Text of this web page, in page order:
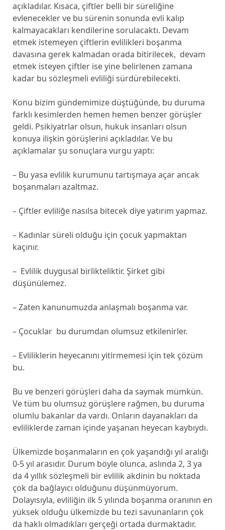
açıkladılar. Kısaca, çiftler belli bir süreliğine
evlenecekler ve bu sürenin sonunda evli kalıp
kalmayacakları kendilerine sorulacaktı. Devam
etmek istemeyen çiftlerin evlilikleri boşanma
davasına gerek kalmadan orada bitirilecek, devam
etmek isteyen çiftler ise yine belirlenen zamana
kadar bu sözleşmeli evliliği sürdürebilecekti.
Konu bizim gündemimize düştüğünde, bu duruma
farklı kesimlerden hemen hemen benzer görüşler
geldi. Psikiyatrlar olsun, hukuk insanları olsun
konuya ilişkin görüşlerini açıkladılar. Ve bu
açıklamalar şu sonuçlara vurgu yaptı:
– Bu yasa evlilik kurumunu tartışmaya açar ancak
boşanmaları azaltmaz.
– Çiftler evliliğe nasılsa bitecek diye yatırım yapmaz.
– Kadınlar süreli olduğu için çocuk yapmaktan
kaçınır.
– Evlilik duygusal birlikteliktir. Şirket gibi
düşünülemez.
– Zaten kanunumuzda anlaşmalı boşanma var.
– Çocuklar bu durumdan olumsuz etkilenirler.
– Evliliklerin heyecanını yitirmemesi için tek çözüm
bu.
Bu ve benzeri görüşleri daha da saymak mümkün.
Ve tüm bu olumsuz görüşlere rağmen, bu duruma
olumlu bakanlar da vardı. Onların dayanakları da
evliliklerde zaman içinde yaşanan heyecan kaybıydı.
Ülkemizde boşanmaların en çok yaşandığı yıl aralığı
0-5 yıl arasıdır. Durum böyle olunca, aslında 2, 3 ya
da 4 yıllık sözleşmeli bir evlilik akdinin bu noktada
çok da bağlayıcı olduğunu düşünmüyorum.
Dolayısıyla, evliliğin ilk 5 yılında boşanma oranının en
yüksek olduğu ülkemizde bu tezi savunanların çok
da haklı olmadıkları gerçeği ortada durmaktadır.